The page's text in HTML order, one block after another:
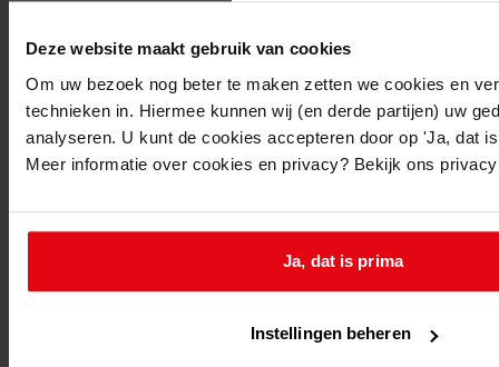
Deze website maakt gebruik van cookies
Om uw bezoek nog beter te maken zetten we cookies en
technieken in. Hiermee kunnen wij (en derde partijen) uw
analyseren. U kunt de cookies accepteren door op 'Ja, dat
Meer informatie over cookies en privacy? Bekijk ons
Ja, dat is prima
Instellingen beheren
Inventaris
De Hout
333Vernieuwen van een hooiberging, 1967
Datering
Vernieuwen van een hooiberging